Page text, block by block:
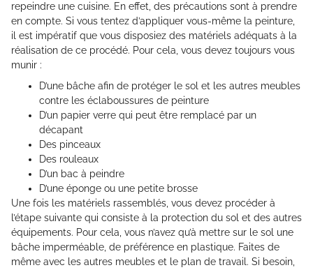
repeindre une cuisine. En effet, des précautions sont à prendre
en compte. Si vous tentez d’appliquer vous-même la peinture,
il est impératif que vous disposiez des matériels adéquats à la
réalisation de ce procédé. Pour cela, vous devez toujours vous
munir :
D’une bâche afin de protéger le sol et les autres meubles
contre les éclaboussures de peinture
D’un papier verre qui peut être remplacé par un
décapant
Des pinceaux
Des rouleaux
D’un bac à peindre
D’une éponge ou une petite brosse
Une fois les matériels rassemblés, vous devez procéder à
l’étape suivante qui consiste à la protection du sol et des autres
équipements. Pour cela, vous n’avez qu’à mettre sur le sol une
bâche imperméable, de préférence en plastique. Faites de
même avec les autres meubles et le plan de travail. Si besoin,